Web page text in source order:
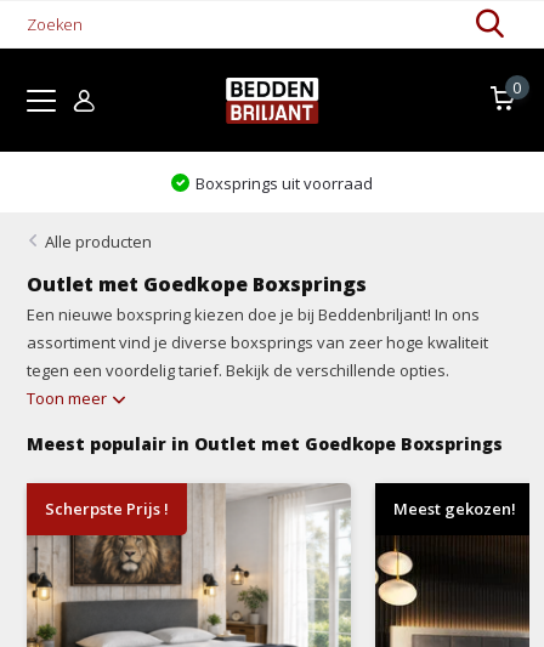
0
Levertijd 1-5 werkdagen
Alle producten
Outlet met Goedkope Boxsprings
Een nieuwe boxspring kiezen doe je bij Beddenbriljant! In ons
assortiment vind je diverse boxsprings van zeer hoge kwaliteit
tegen een voordelig tarief. Bekijk de verschillende opties.
Toon meer
Meest populair in Outlet met Goedkope Boxsprings
Scherpste Prijs ! Meest gekozen!